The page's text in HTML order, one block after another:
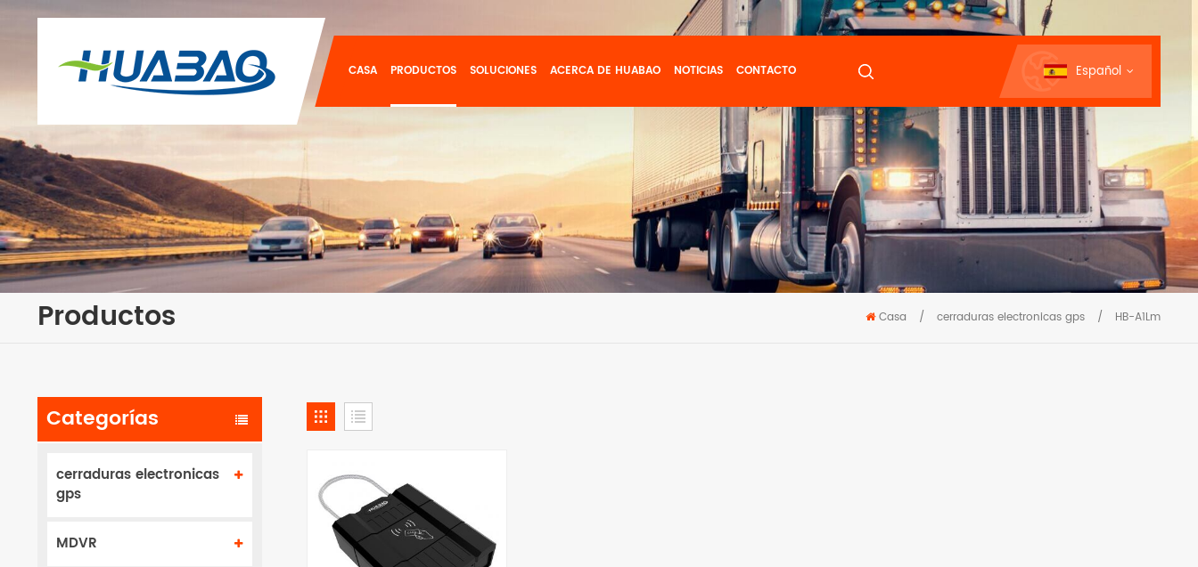
CASA PRODUCTOS SOLUCIONES ACERCA DE HUABAO NOTICIAS CONTACTO Español
Productos Casa / cerraduras electronicas gps / HB-A1Lm
Categorías
cerraduras electronicas
gps
MDVR